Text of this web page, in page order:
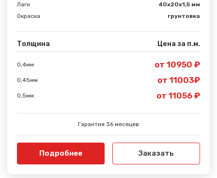
Лаги
40х20х1,5 мм
Окраска
грунтовка
Толщина Цена за п.м.
0,4мм от 10950 ₽
0,45мм от 11003₽
0,5мм от 11056 ₽
Гарантия 36 месяцев
Подробнее Заказать